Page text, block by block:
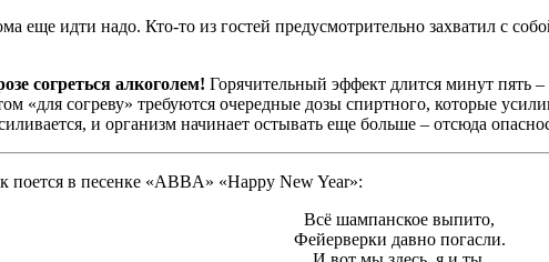
еще идти надо. Кто-то из гостей предусмотрительно захватил с
согреться алкоголем! Горячительный эффект длится минут пять
«для согреву» требуются очередные дозы спиртного, которые
и организм начинает остывать еще больше – отсюда
поется в песенке «ABBA» «Happy New Year»:
Всё шампанское выпито,
Фейерверки давно погасли.